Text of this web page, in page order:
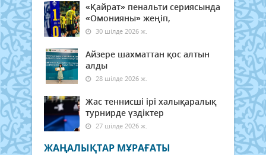
«Қайрат» пенальти сериясында
«Омонияны» жеңіп,
30 шілде 2026 ж.
Айзере шахматтан қос алтын
алды
28 шілде 2026 ж.
Жас теннисші ірі халықаралық
турнирде үздіктер
27 шілде 2026 ж.
ЖАҢАЛЫҚТАР МҰРАҒАТЫ